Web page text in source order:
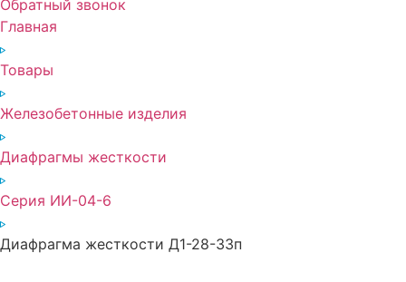
Обратный звонок
Главная
Товары
Железобетонные изделия
Диафрагмы жесткости
Серия ИИ-04-6
Диафрагма жесткости Д1-28-33п